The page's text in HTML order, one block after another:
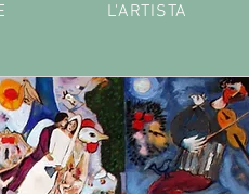
L'ARTISTA